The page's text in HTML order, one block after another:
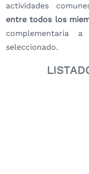
actividades
entre todos los
complementaria
seleccionado.